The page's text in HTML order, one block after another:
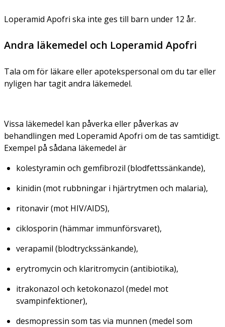
Loperamid Apofri ska inte ges till barn under 12 år.
Andra läkemedel och Loperamid Apofri
Tala om för läkare eller apotekspersonal om du tar eller
nyligen har tagit andra läkemedel.
Vissa läkemedel kan påverka eller påverkas av
behandlingen med Loperamid Apofri om de tas samtidigt.
Exempel på sådana läkemedel är
kolestyramin och gemfibrozil (blodfettssänkande),
kinidin (mot rubbningar i hjärtrytmen och malaria),
ritonavir (mot HIV/AIDS),
ciklosporin (hämmar immunförsvaret),
verapamil (blodtryckssänkande),
erytromycin och klaritromycin (antibiotika),
itrakonazol och ketokonazol (medel mot
svampinfektioner),
desmopressin som tas via munnen (medel som